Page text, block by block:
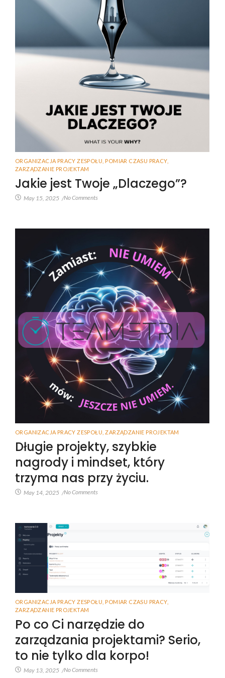
ORGANIZACJA PRACY ZESPOŁU POMIAR CZASU PRACY,
ZARZĄDZANIE PROJEKTAM
Jakie jest Twoje „Dlaczego”?
May 15, 2025 /No Comments
ORGANIZACJA PRACY ZESPOŁU ZARZĄDZANIE PROJEKTAM
Długie projekty, szybkie
nagrody i mindset, który
trzyma nas przy życiu.
May 14, 2025 /No Comments
ORGANIZACJA PRACY ZESPOŁU POMIAR CZASU PRACY,
ZARZĄDZANIE PROJEKTAM
Po co Ci narzędzie do
zarządzania projektami? Serio,
to nie tylko dla korpo!
May 13, 2025 /No Comments